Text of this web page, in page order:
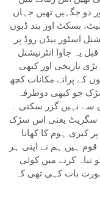
دو جگہیں تھیں جہاں
بسکٹ اور بند ڈبوں
اسٹور بیڈن روڈ پر
تھا خیر مدت ہوئی بلکہ 70برس قبل یہ جاوا انٹرنیشنل
بڑی تاریخی اور کبھی
کے پرانے مکانات کچھ
جو کبھی دوطرفہ
سے نہیں گزر سکتی ۔
سگریٹ یعنی اس سڑک
کیری ہوم کا کھانا
قوم ہیں ہم نے اپنی ہر
تباہ کرنے میں کوئی
بات کہی تھی کہ